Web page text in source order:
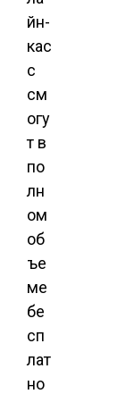
йн-
кас
с
см
огу
т в
по
лн
ом
об
ъе
ме
бе
сп
лат
но